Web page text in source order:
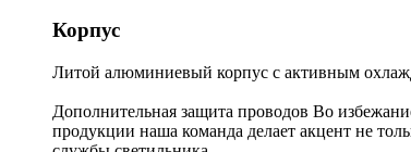
Корпус
Литой алюминиевый корпус с активным
Дополнительная защита проводов Во
продукции наша команда делает акцент не